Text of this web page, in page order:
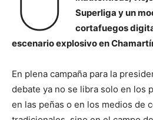
Superliga y un
cortafuegos
escenario explosivo en
En plena campaña para la
debate ya no se libra solo en los
en las peñas o en los medios de